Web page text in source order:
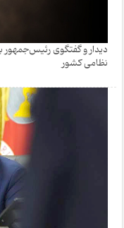
دیدار و گفتگوی رئیس‌جمهور
نظامی کشور